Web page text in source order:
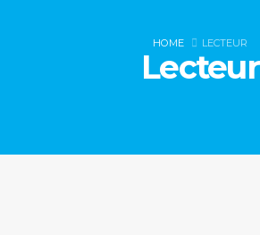
HOME LECTEUR
Lecteur